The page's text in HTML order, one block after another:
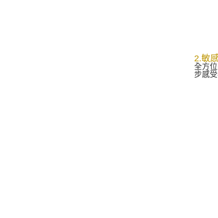
2.敏
全方
步感